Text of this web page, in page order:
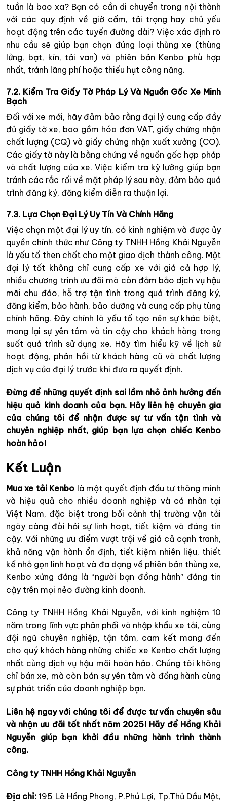
tuần là bao xa? Bạn có cần di chuyển trong nội thành
với các quy định về giờ cấm, tải trọng hay chủ yếu
hoạt động trên các tuyến đường dài? Việc xác định rõ
nhu cầu sẽ giúp bạn chọn đúng loại thùng xe (thùng
lửng, bạt, kín, tải van) và phiên bản Kenbo phù hợp
nhất, tránh lãng phí hoặc thiếu hụt công năng.
7.2. Kiểm Tra Giấy Tờ Pháp Lý Và Nguồn Gốc Xe Minh
Bạch
Đối với xe mới, hãy đảm bảo rằng đại lý cung cấp đầy
đủ giấy tờ xe, bao gồm hóa đơn VAT, giấy chứng nhận
chất lượng (CQ) và giấy chứng nhận xuất xưởng (CO).
Các giấy tờ này là bằng chứng về nguồn gốc hợp pháp
và chất lượng của xe. Việc kiểm tra kỹ lưỡng giúp bạn
tránh các rắc rối về mặt pháp lý sau này, đảm bảo quá
trình đăng ký, đăng kiểm diễn ra thuận lợi.
7.3. Lựa Chọn Đại Lý Uy Tín Và Chính Hãng
Việc chọn một đại lý uy tín, có kinh nghiệm và được ủy
quyền chính thức như Công ty TNHH Hồng Khải Nguyễn
là yếu tố then chốt cho một giao dịch thành công. Một
đại lý tốt không chỉ cung cấp xe với giá cả hợp lý,
nhiều chương trình ưu đãi mà còn đảm bảo dịch vụ hậu
mãi chu đáo, hỗ trợ tận tình trong quá trình đăng ký,
đăng kiểm, bảo hành, bảo dưỡng và cung cấp phụ tùng
chính hãng. Đây chính là yếu tố tạo nên sự khác biệt,
mang lại sự yên tâm và tin cậy cho khách hàng trong
suốt quá trình sử dụng xe. Hãy tìm hiểu kỹ về lịch sử
hoạt động, phản hồi từ khách hàng cũ và chất lượng
dịch vụ của đại lý trước khi đưa ra quyết định.
Đừng để những quyết định sai lầm nhỏ ảnh hưởng đến
hiệu quả kinh doanh của bạn. Hãy liên hệ chuyên gia
của chúng tôi để nhận được sự tư vấn tận tình và
chuyên nghiệp nhất, giúp bạn lựa chọn chiếc Kenbo
hoàn hảo!
Kết Luận
Mua xe tải Kenbo là một quyết định đầu tư thông minh
và hiệu quả cho nhiều doanh nghiệp và cá nhân tại
Việt Nam, đặc biệt trong bối cảnh thị trường vận tải
ngày càng đòi hỏi sự linh hoạt, tiết kiệm và đáng tin
cậy. Với những ưu điểm vượt trội về giá cả cạnh tranh,
khả năng vận hành ổn định, tiết kiệm nhiên liệu, thiết
kế nhỏ gọn linh hoạt và đa dạng về phiên bản thùng xe,
Kenbo xứng đáng là “người bạn đồng hành” đáng tin
cậy trên mọi nẻo đường kinh doanh.
Công ty TNHH Hồng Khải Nguyễn, với kinh nghiệm 10
năm trong lĩnh vực phân phối và nhập khẩu xe tải, cùng
đội ngũ chuyên nghiệp, tận tâm, cam kết mang đến
cho quý khách hàng những chiếc xe Kenbo chất lượng
nhất cùng dịch vụ hậu mãi hoàn hảo. Chúng tôi không
chỉ bán xe, mà còn bán sự yên tâm và đồng hành cùng
sự phát triển của doanh nghiệp bạn.
Liên hệ ngay với chúng tôi để được tư vấn chuyên sâu
và nhận ưu đãi tốt nhất năm 2025! Hãy để Hồng Khải
Nguyễn giúp bạn khởi đầu những hành trình thành
công.
Công ty TNHH Hồng Khải Nguyễn
Địa chỉ: 195 Lê Hồng Phong, P.Phú Lợi, Tp.Thủ Dầu Một,